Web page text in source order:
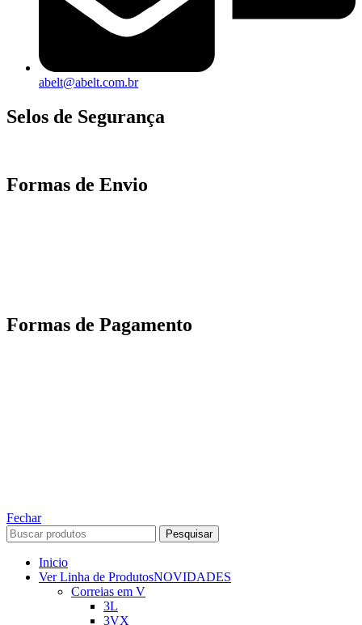
abelt@abelt.com.br
Selos de Segurança
Formas de Envio
Formas de Pagamento
Fechar
Pesquisar
Inicio
Ver Linha de ProdutosNOVIDADES
Correias em V
3L
3VX